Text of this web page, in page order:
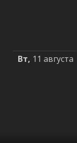
Вт, 11 августа